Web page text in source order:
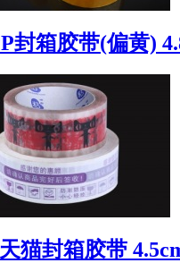
封箱胶带(偏黄)
猫封箱胶带